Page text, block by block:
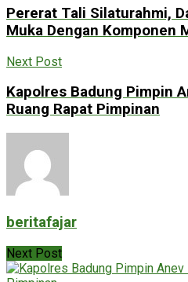
Pererat Tali Silaturahmi,
Muka Dengan Komponen
Next Post
Kapolres Badung Pimpin
Ruang Rapat Pimpinan
beritafajar
Next Post